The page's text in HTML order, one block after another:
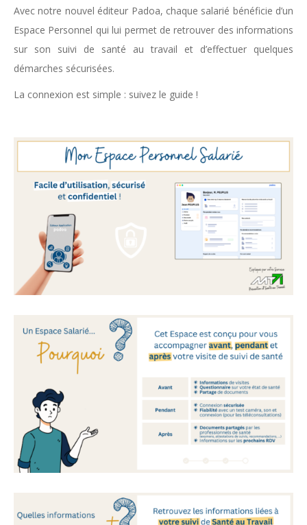
Avec notre nouvel éditeur Padoa, chaque salarié bénéficie d’un
Espace Personnel qui lui permet de retrouver des informations
sur son suivi de santé au travail et d’effectuer quelques
démarches sécurisées.
La connexion est simple : suivez le guide !